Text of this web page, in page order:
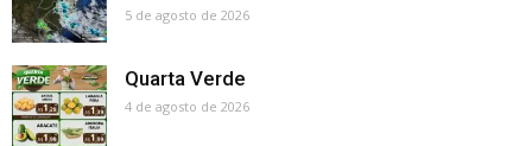
5 de agosto de 2026
Quarta Verde
4 de agosto de 2026